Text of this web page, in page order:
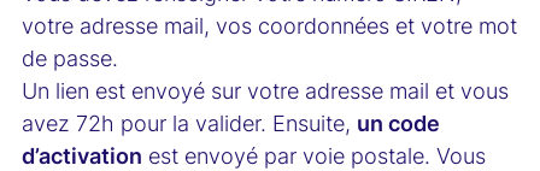
votre adresse mail, vos coordonnées et votre mot
de passe.
Un lien est envoyé sur votre adresse mail et vous
avez 72h pour la valider. Ensuite, un code
d’activation est envoyé par voie postale. Vous